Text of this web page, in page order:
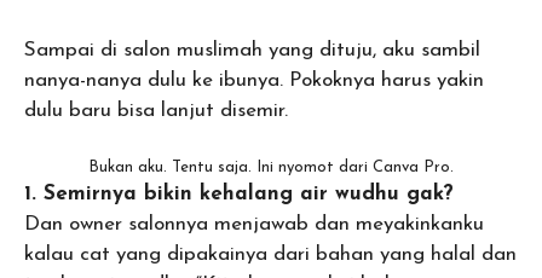
Sampai di salon muslimah yang dituju, aku sambil
nanya-nanya dulu ke ibunya. Pokoknya harus yakin
dulu baru bisa lanjut disemir.
Bukan aku. Tentu saja. Ini nyomot dari Canva Pro.
1. Semirnya bikin kehalang air wudhu gak?
Dan owner salonnya menjawab dan meyakinkanku
kalau cat yang dipakainya dari bahan yang halal dan